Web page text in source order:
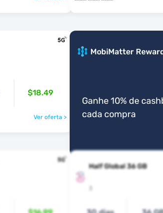
$18.49
Ver oferta >
MobiMatter
Ganhe 10% de
cada compra
Half Global 36 GB